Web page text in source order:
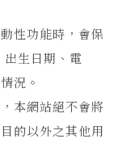
性功能時，會保
生日期、電
況。
本網站絕不會將
的以外之其他用